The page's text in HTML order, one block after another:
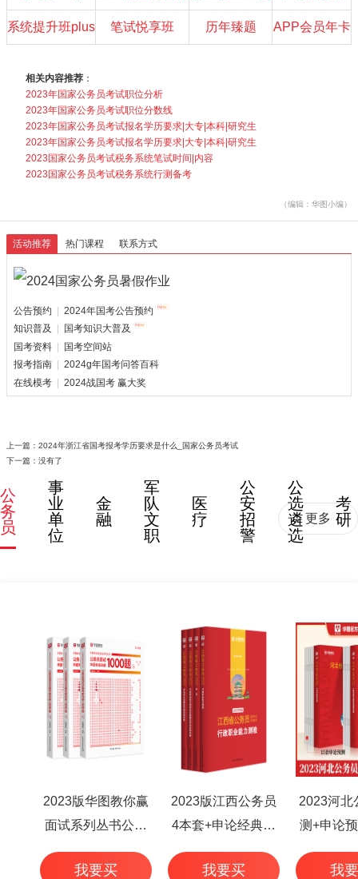
系统提升班plus 笔试悦享班 历年臻题 APP会员年卡
相关内容推荐 ：
2023年国家公务员考试职位分析
2023年国家公务员考试职位分数线
2023年国家公务员考试报名学历要求|大专|本科|研究生
2023年国家公务员考试报名学历要求|大专|本科|研究生
2023国家公务员考试税务系统笔试时间|内容
2023国家公务员考试税务系统行测备考
（编辑：华图小编）
活动推荐 热门课程 联系方式
公告预约
2024年国考公告预约
知识普及
国考知识大普及
国考资料
国考空间站
报考指南
2024g年国考问答百科
在线模考
2024战国考 赢大奖
上一篇： 2024年浙江省国考报考学历要求是什么_国家公务员考试
下一篇：没有了
公
务
员
事
业
单
位
金
融
军
队
文
职
医
疗
公
安
招
警
公
选
遴
选
考
研
更多
2023版华图教你赢
面试系列丛书公务
员面试华图专家详
解1000题（3本
我要买
2023版江西公务员
4本套+申论经典范
文50篇+行测高频考
点 6本
我要买
2023河北
测+申论
本
我